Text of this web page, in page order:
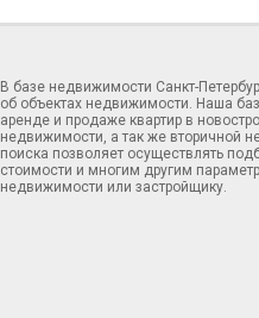
В базе недвижимости Санкт-
об объектах недвижимости. Наша
аренде и продаже квартир в
недвижимости, а так же вторичной
поиска позволяет осуществлять
стоимости и многим другим
недвижимости или застройщику.